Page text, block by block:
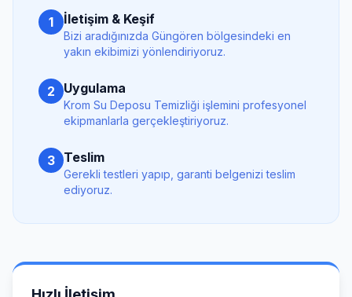
1 İletişim & Keşif
Bizi aradığınızda Güngören bölgesindeki en
yakın ekibimizi yönlendiriyoruz.
2 Uygulama
Krom Su Deposu Temizliği işlemini profesyonel
ekipmanlarla gerçekleştiriyoruz.
3 Teslim
Gerekli testleri yapıp, garanti belgenizi teslim
ediyoruz.